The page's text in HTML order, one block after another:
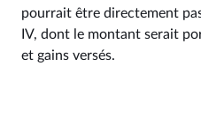
pourrait être directement
IV, dont le montant serait
et gains versés.